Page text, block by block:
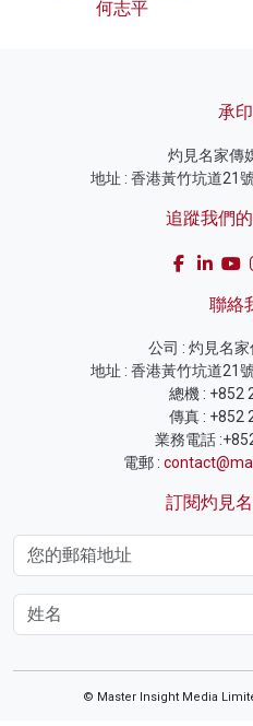
何志平
承
灼見名家傳
地址 : 香港黃竹坑道21
追蹤我們
聯絡
公司 : 灼見名
地址 : 香港黃竹坑道21
總機 : +852
傳真 : +852
業務電話
電郵 :
訂閱灼見
© Master Insight Media